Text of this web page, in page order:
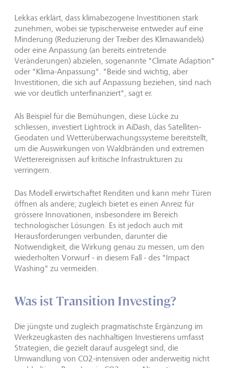
Lekkas erklärt, dass klimabezogene Investitionen stark
zunehmen, wobei sie typischerweise entweder auf eine
Minderung (Reduzierung der Treiber des Klimawandels)
oder eine Anpassung (an bereits eintretende
Veränderungen) abzielen, sogenannte "Climate Adaption"
oder "Klima-Anpassung". "Beide sind wichtig, aber
Investitionen, die sich auf Anpassung beziehen, sind nach
wie vor deutlich unterfinanziert", sagt er.
Als Beispiel für die Bemühungen, diese Lücke zu
schliessen, investiert Lightrock in AiDash, das Satelliten-
Geodaten und Wetterüberwachungssysteme bereitstellt,
um die Auswirkungen von Waldbränden und extremen
Wetterereignissen auf kritische Infrastrukturen zu
verringern.
Das Modell erwirtschaftet Renditen und kann mehr Türen
öffnen als andere; zugleich bietet es einen Anreiz für
grössere Innovationen, insbesondere im Bereich
technologischer Lösungen. Es ist jedoch auch mit
Herausforderungen verbunden, darunter die
Notwendigkeit, die Wirkung genau zu messen, um den
wiederholten Vorwurf - in diesem Fall - des "Impact
Washing" zu vermeiden.
Was ist Transition Investing?
Die jüngste und zugleich pragmatischste Ergänzung im
Werkzeugkasten des nachhaltigen Investierens umfasst
Strategien, die gezielt darauf ausgelegt sind, die
Umwandlung von CO2-intensiven oder anderweitig nicht